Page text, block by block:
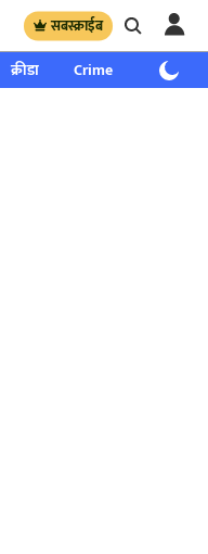
सबस्क्राईब
क्रीडा Crime साप्ताहिक